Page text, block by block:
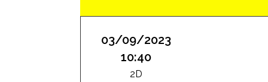
03/09/2023
10:40
2D